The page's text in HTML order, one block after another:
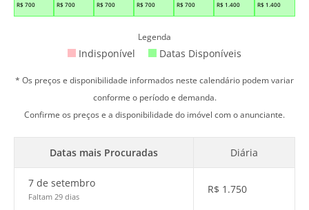
R$ 700 R$ 700 R$ 700 R$ 700 R$ 700 R$ 1.400 R$ 1.400
Legenda
Indisponível Datas Disponíveis
* Os preços e disponibilidade informados neste calendário podem variar
conforme o período e demanda.
Confirme os preços e a disponibilidade do imóvel com o anunciante.
Datas mais Procuradas Diária
7 de setembro
Faltam 29 dias
R$ 1.750